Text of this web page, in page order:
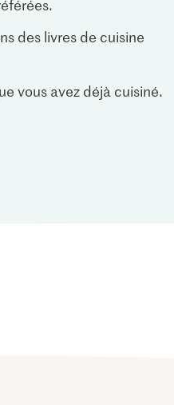
des livres de cuisine
vous avez déjà cuisiné.